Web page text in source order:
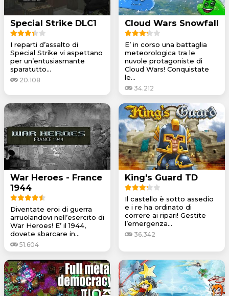
Special Strike DLC1
I reparti d’assalto di
Special Strike vi aspettano
per un’entusiasmante
sparatutto...
20.108
Cloud Wars Snowfall
E’ in corso una battaglia
meteorologica tra le
nuvole protagoniste di
Cloud Wars! Conquistate
le...
34.212
War Heroes - France
1944
Diventate eroi di guerra
arruolandovi nell’esercito di
War Heroes! E’ il 1944,
dovete sbarcare in...
51.604
King's Guard TD
Il castello è sotto assedio
e i re ha ordinato di
correre ai ripari! Gestite
l’emergenza...
36.342